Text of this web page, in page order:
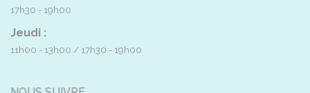
17h30 - 19h00
Jeudi :
11h00 - 13h00 17h30 - 19h00